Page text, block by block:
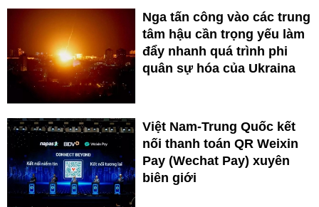
Nga tấn công vào các trung
tâm hậu cần trọng yếu làm
đẩy nhanh quá trình phi
quân sự hóa của Ukraina
Việt Nam-Trung Quốc kết
nối thanh toán QR Weixin
Pay (Wechat Pay) xuyên
biên giới